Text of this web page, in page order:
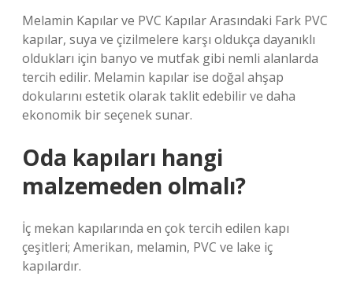
Melamin Kapılar ve PVC Kapılar Arasındaki Fark PVC
kapılar, suya ve çizilmelere karşı oldukça dayanıklı
oldukları için banyo ve mutfak gibi nemli alanlarda
tercih edilir. Melamin kapılar ise doğal ahşap
dokularını estetik olarak taklit edebilir ve daha
ekonomik bir seçenek sunar.
Oda kapıları hangi
malzemeden olmalı?
İç mekan kapılarında en çok tercih edilen kapı
çeşitleri; Amerikan, melamin, PVC ve lake iç
kapılardır.